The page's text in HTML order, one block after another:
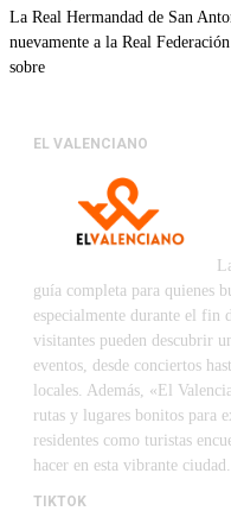
La Real Hermandad de San
nuevamente a la Real
sobre
EL VALENCIANO
guía completa para quienes
especialmente durante el fin
visitantes pueden descubrir
eventos, desde conciertos
locales. Además, «El
rutas y lugares bonitos para
residentes como turistas
hacer en esta vibrante ciudad.
TIKTOK